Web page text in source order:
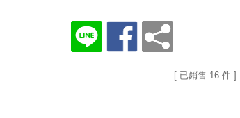
[ 已銷售 16 件 ]